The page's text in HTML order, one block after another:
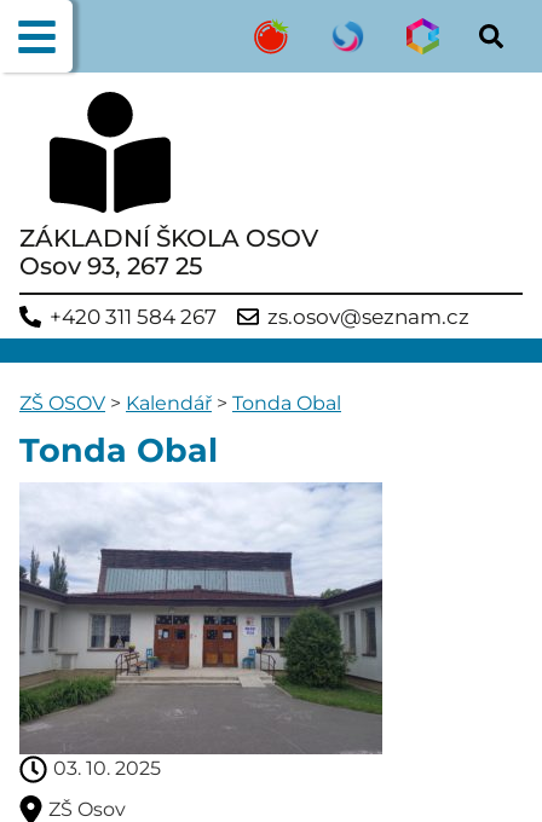
ZÁKLADNÍ ŠKOLA OSOV
Osov 93, 267 25
+420 311 584 267 zs.osov@seznam.cz
ZŠ OSOV > Kalendář > Tonda Obal
Tonda Obal
03. 10. 2025
ZŠ Osov